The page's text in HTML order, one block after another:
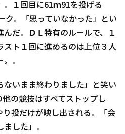
。１回目に61ｍ91を投げる
ク。「思っていなかった」とい
んだ。ＤＬ特有のルールで、１
スト１回に進めるのは上位３人
。
ないまま終わりました」と笑い
の競技はすべてストップし
り投だけが映し出される。「会
した」。